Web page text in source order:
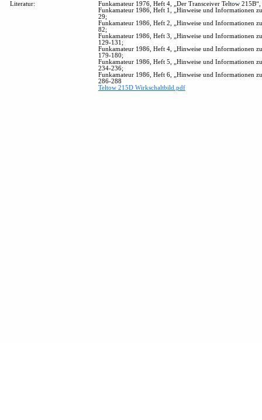
Literatur:
Funkamateur 1976, Heft 4, „Der Transceiver Teltow
Funkamateur 1986, Heft 1, „Hinweise und Informationen
29;
Funkamateur 1986, Heft 2, „Hinweise und Informationen
82;
Funkamateur 1986, Heft 3, „Hinweise und Informationen
129-131;
Funkamateur 1986, Heft 4, „Hinweise und Informationen
179-180;
Funkamateur 1986, Heft 5, „Hinweise und Informationen
234-236;
Funkamateur 1986, Heft 6, „Hinweise und Informationen
286-288
Teltow 215D Wirkschaltbild.pdf